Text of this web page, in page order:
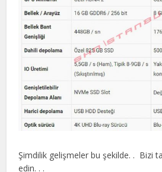
Şimdilik gelişmeler bu şekilde. . Bizi
edin. . .